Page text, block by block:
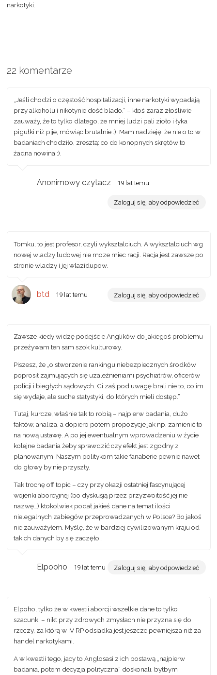
narkotyki.
22 komentarze
„Jeśli chodzi o częstość hospitalizacji, inne narkotyki wypadają
przy alkoholu i nikotynie dość blado.” – ktoś zaraz złośliwie
zauważy, że to tylko dlatego, że mniej ludzi pali zioło i łyka
pigułki niż pije, mówiąc brutalnie :). Mam nadzieję, że nie o to w
badaniach chodziło, zresztą: co do konopnych skrętów to
żadna nowina :).
Anonimowy czytacz 19 lat temu
Zaloguj się, aby odpowiedzieć
Tomku, to jest profesor, czyli wyksztalciuch. A wyksztalciuch wg
nowej wladzy ludowej nie moze miec racji. Racja jest zawsze po
stronie wladzy i jej wlazidupow.
btd 19 lat temu Zaloguj się, aby odpowiedzieć
Zawsze kiedy widzę podejście Anglików do jakiegoś problemu
przeżywam ten sam szok kulturowy.
Piszesz, że „o stworzenie rankingu niebezpiecznych środków
poprosił zajmujących się uzależnieniami psychiatrów, oficerów
policji i biegłych sądowych. Ci zaś pod uwagę brali nie to, co im
się wydaje, ale suche statystyki, do których mieli dostęp.”
Tutaj, kurcze, właśnie tak to robią – najpierw badania, dużo
faktów, analiza, a dopiero potem propozycje jak np. zamienić to
na nową ustawę. A po jej ewentualnym wprowadzeniu w życie
kolejne badania żeby sprawdzić czy efekt jest zgodny z
planowanym. Naszym politykom takie fanaberie pewnie nawet
do głowy by nie przyszły.
Tak trochę off topic – czy przy okazji ostatniej fascynującej
wojenki aborcyjnej (bo dyskusją przez przyzwoitość jej nie
nazwę…) ktokolwiek podał jakieś dane na temat ilości
nielegalnych zabiegów przeprowadzanych w Polsce? Bo jakoś
nie zauważyłem. Myślę, że w bardziej cywilizowanym kraju od
takich danych by się zaczęło…
Elpooho 19 lat temu Zaloguj się, aby odpowiedzieć
Elpoho, tylko że w kwestii aborcji wszelkie dane to tylko
szacunki – nikt przy zdrowych zmysłach nie przyzna się do
rzeczy, za którą w IV RP odsiadka jest jeszcze pewniejsza niż za
handel narkotykami.
A w kwestii tego, jacy to Anglosasi z ich postawą „najpierw
badania, potem decyzja polityczna” doskonali, byłbym